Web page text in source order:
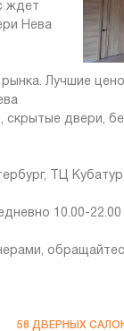
ждет
Нева
Лучшие
скрытые двери,
ТЦ
10.00-22.00
58 ДВЕРНЫХ